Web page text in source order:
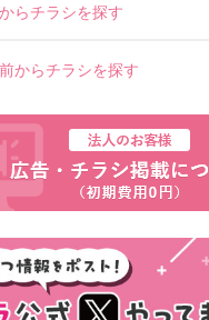
らチラシを探す
からチラシを探す